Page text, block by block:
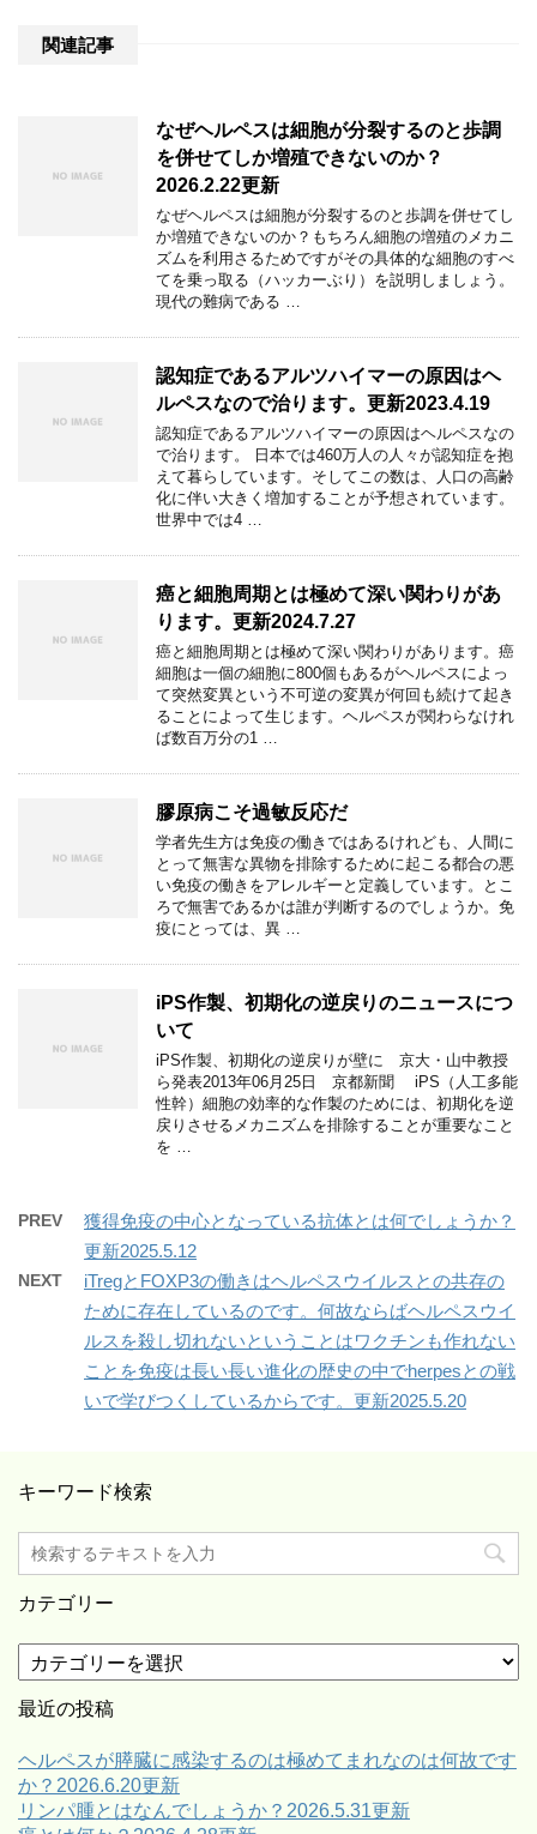
関連記事
なぜヘルペスは細胞が分裂するのと歩調
を併せてしか増殖できないのか？
2026.2.22更新
なぜヘルペスは細胞が分裂するのと歩調を併せてし
か増殖できないのか？もちろん細胞の増殖のメカニ
ズムを利用さるためですがその具体的な細胞のすべ
てを乗っ取る（ハッカーぶり）を説明しましょう。
現代の難病である …
認知症であるアルツハイマーの原因はヘ
ルペスなので治ります。更新2023.4.19
認知症であるアルツハイマーの原因はヘルペスなの
で治ります。 日本では460万人の人々が認知症を抱
えて暮らしています。そしてこの数は、人口の高齢
化に伴い大きく増加することが予想されています。
世界中では4 …
癌と細胞周期とは極めて深い関わりがあ
ります。更新2024.7.27
癌と細胞周期とは極めて深い関わりがあります。癌
細胞は一個の細胞に800個もあるがヘルペスによっ
て突然変異という不可逆の変異が何回も続けて起き
ることによって生じます。ヘルペスが関わらなけれ
ば数百万分の1 …
膠原病こそ過敏反応だ
学者先生方は免疫の働きではあるけれども、人間に
とって無害な異物を排除するために起こる都合の悪
い免疫の働きをアレルギーと定義しています。とこ
ろで無害であるかは誰が判断するのでしょうか。免
疫にとっては、異 …
iPS作製、初期化の逆戻りのニュースにつ
いて
iPS作製、初期化の逆戻りが壁に 京大・山中教授
ら発表2013年06月25日 京都新聞 iPS（人工多能
性幹）細胞の効率的な作製のためには、初期化を逆
戻りさせるメカニズムを排除することが重要なこと
を …
PREV
獲得免疫の中心となっている抗体とは何でしょうか？
更新2025.5.12
NEXT
iTregとFOXP3の働きはヘルペスウイルスとの共存の
ために存在しているのです。何故ならばヘルペスウイ
ルスを殺し切れないということはワクチンも作れない
ことを免疫は長い長い進化の歴史の中でherpesとの戦
いで学びつくしているからです。更新2025.5.20
キーワード検索
カテゴリー
テ
ゴ
ー
最近の投稿
ヘルペスが膵臓に感染するのは極めてまれなのは何故です
か？2026.6.20更新
リンパ腫とはなんでしょうか？2026.5.31更新